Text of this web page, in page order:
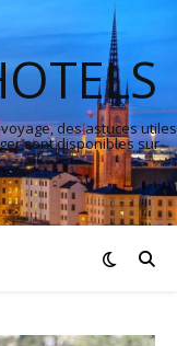
des astuces utiles
sont disponibles sur